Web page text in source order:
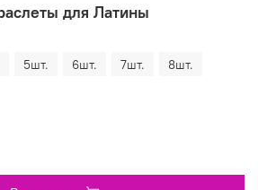
для Латины
5шт. 6шт. 7шт.
8шт.